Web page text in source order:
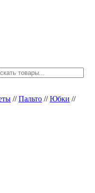
//Пальто //Юбки //